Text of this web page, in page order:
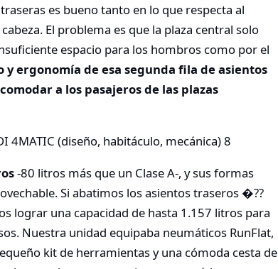
es bueno tanto en lo que respecta al
El problema es que la plaza central solo
espacio para los hombros como por el
y ergonomía de esa segunda fila de asientos
a los pasajeros de las plazas
-80 litros más que un Clase A-, y sus formas
Si abatimos los asientos traseros �??
lograr una capacidad de hasta 1.157 litros para
Nuestra unidad equipaba neumáticos RunFlat,
kit de herramientas y una cómoda cesta de